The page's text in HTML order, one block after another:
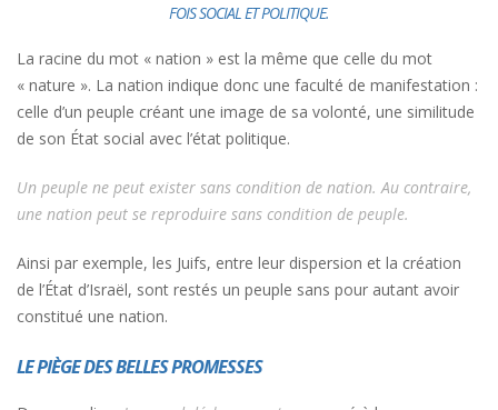
FOIS SOCIAL ET POLITIQUE.
La racine du mot « nation » est la même que celle du mot
« nature ». La nation indique donc une faculté de manifestation :
celle d’un peuple créant une image de sa volonté, une similitude
de son État social avec l’état politique.
Un peuple ne peut exister sans condition de nation. Au contraire,
une nation peut se reproduire sans condition de peuple.
Ainsi par exemple, les Juifs, entre leur dispersion et la création
de l’État d’Israël, sont restés un peuple sans pour autant avoir
constitué une nation.
LE PIÈGE DES BELLES PROMESSES